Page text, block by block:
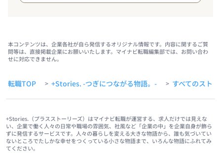
本コンテンツは、企業各社が自ら発信するオリジナル情報です。内容に関するご質
問等は、直接掲載企業にお願いいたします。マイナビ転職編集部では、お問い合わ
せに対応できません。
転職TOP > +Stories. -つぎにつながる物語。- > すべてのスト
+Stories.（プラスストーリーズ）はマイナビ転職が運営する、求人だけでは見えな
い、企業で働く人々の日常や職場の雰囲気、社風など「企業の中」を企業自身が飾ら
ずに発信するサービスです。人々の暮らしを変える大きな物語から、誰も気づいてい
ないところでたしかな幸せをつくっている小さな物語まで、いろんな物語にふれてみ
てください。